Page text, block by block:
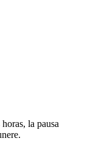
la pausa